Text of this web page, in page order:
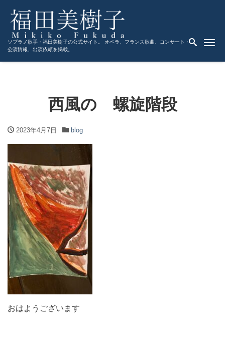
ソプラノ歌手・福田美樹子の公式サイト。 オペラ、フランス歌曲、コンサート・
公演情報、出演依頼を掲載。
西風の 螺旋階段
2023年4月7日 blog
おはようございます